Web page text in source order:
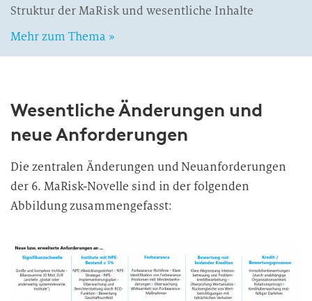
Struktur der MaRisk und wesentliche Inhalte
Mehr zum Thema »
Wesentliche Änderungen und
neue Anforderungen
Die zentralen Änderungen und Neuanforderungen
der 6. MaRisk-Novelle sind in der folgenden
Abbildung zusammengefasst: